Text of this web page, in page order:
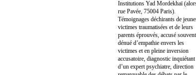
Institutions Yad Mordekhaï
rue Pavée, 75004 Paris).
Témoignages déchirants de
victimes traumatisées et de leurs
parents éprouvés, accusé souvent
dénué d’empathie envers les
victimes et en pleine inversion
accusatoire, diagnostic inquiétant
d’un expert psychiatre, direction